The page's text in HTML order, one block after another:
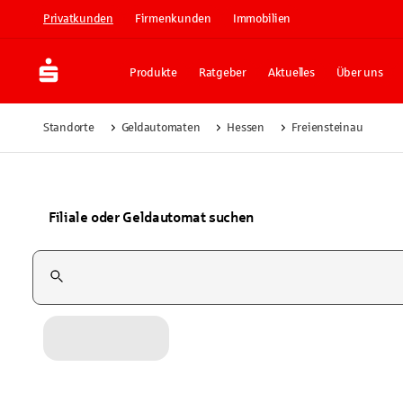
Privatkunden Firmenkunden Immobilien
Produkte Ratgeber Aktuelles Über uns
Standorte Geldautomaten Hessen Freiensteinau
Filiale oder Geldautomat suchen
Suchfeld